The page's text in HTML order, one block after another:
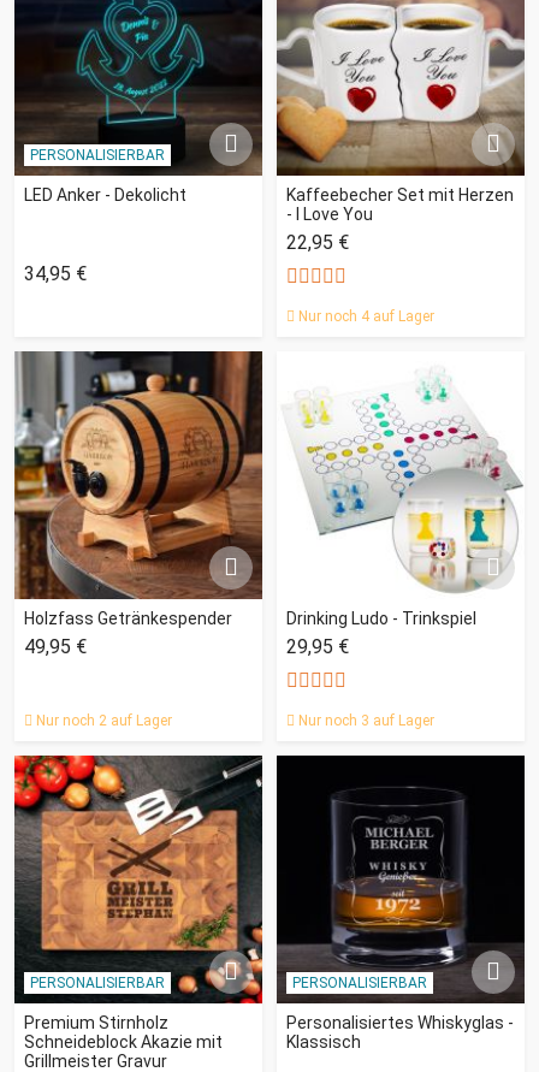
PERSONALISIERBAR
LED Anker - Dekolicht
34,95 €
Kaffeebecher Set mit Herzen
- I Love You
22,95 €
Nur noch 4 auf Lager
Holzfass Getränkespender
49,95 €
Nur noch 2 auf Lager
Drinking Ludo - Trinkspiel
29,95 €
Nur noch 3 auf Lager
PERSONALISIERBAR
Premium Stirnholz
Schneideblock Akazie mit
Grillmeister Gravur
PERSONALISIERBAR
Personalisiertes Whiskyglas -
Klassisch